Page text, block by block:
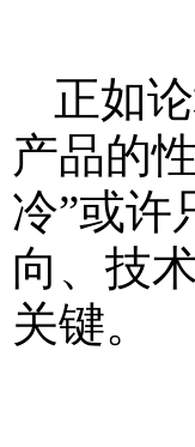
正如
产品的
冷”或许
向、技
关键。